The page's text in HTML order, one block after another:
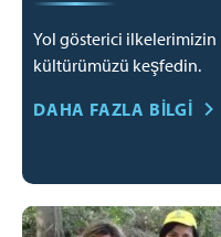
Yol gösterici
kültürümüzü keşfedin.
DAHA FAZLA BILGI